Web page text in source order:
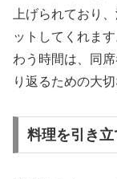
上げられており
ットしてくれま
わう時間は、同
り返るための大
料理を引き